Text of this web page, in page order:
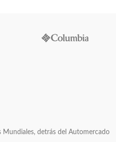
detrás del Automercado